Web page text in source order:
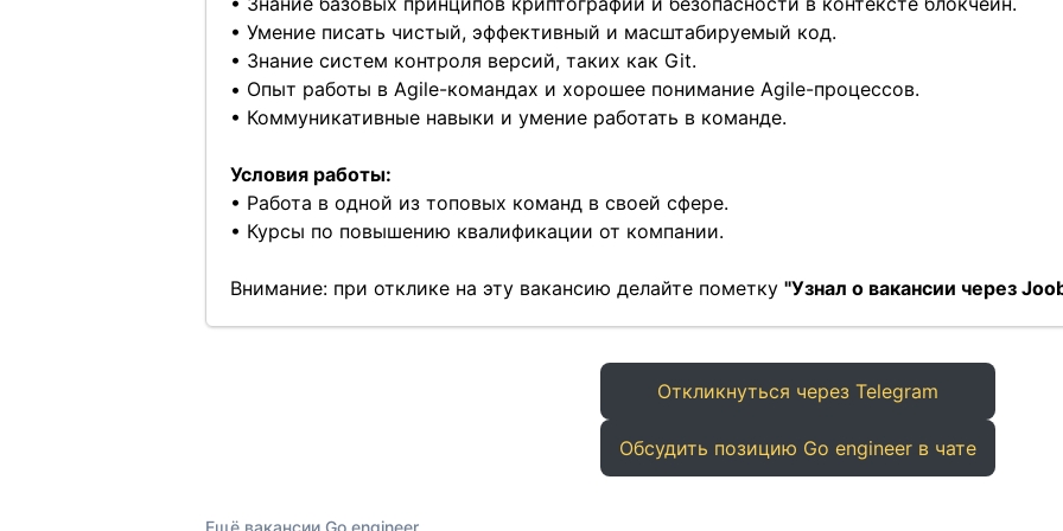
• Умение писать чистый, эффективный и масштабируемый код.
• Знание систем контроля версий, таких как Git.
• Опыт работы в Agile-командах и хорошее понимание Agile-процессов.
• Коммуникативные навыки и умение работать в команде.
Условия работы:
• Работа в одной из топовых команд в своей сфере.
• Курсы по повышению квалификации от компании.
Внимание: при отклике на эту вакансию делайте пометку "Узнал о вакансии через
Откликнуться через Telegram
Обсудить позицию Go engineer в чате
Ещё вакансии Go engineer